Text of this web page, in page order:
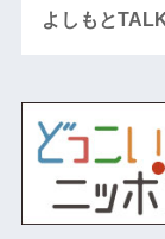
よしもと